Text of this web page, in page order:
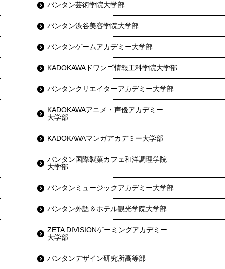
バンタン芸術学院大学部
バンタン渋谷美容学院大学部
バンタンゲームアカデミー大学部
KADOKAWAドワンゴ情報工科学院大学部
バンタンクリエイターアカデミー大学部
KADOKAWAアニメ・声優アカデミー
大学部
KADOKAWAマンガアカデミー大学部
バンタン国際製菓カフェ和洋調理学院
大学部
バンタンミュージックアカデミー大学部
バンタン外語＆ホテル観光学院大学部
ZETA DIVISIONゲーミングアカデミー
大学部
バンタンデザイン研究所高等部